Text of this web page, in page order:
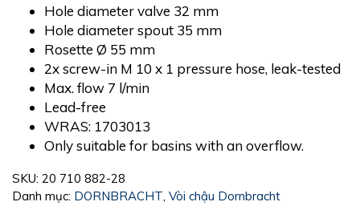
Hole diameter valve 32 mm
Hole diameter spout 35 mm
Rosette Ø 55 mm
2x screw-in M 10 x 1 pressure hose, leak-tested
Max. flow 7 l/min
Lead-free
WRAS: 1703013
Only suitable for basins with an overflow.
SKU: 20 710 882-28
Danh mục: DORNBRACHT Vòi chậu Dornbracht